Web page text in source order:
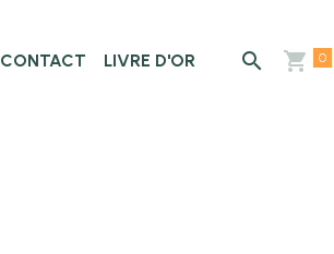
CONTACT LIVRE D'OR 0